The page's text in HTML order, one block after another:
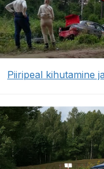
Piiripeal kihutamine